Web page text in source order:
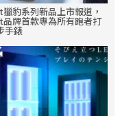
豹系列新品上市報道，
牌首款專為所有跑者打
手錶